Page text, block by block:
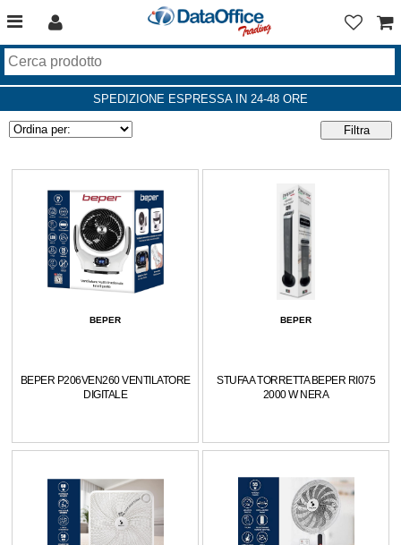
SPEDIZIONE ESPRESSA IN 24-48 ORE
BEPER
BEPER P206VEN260 VENTILATORE
DIGITALE
BEPER
STUFA A TORRETTA BEPER RI075
2000 W NERA